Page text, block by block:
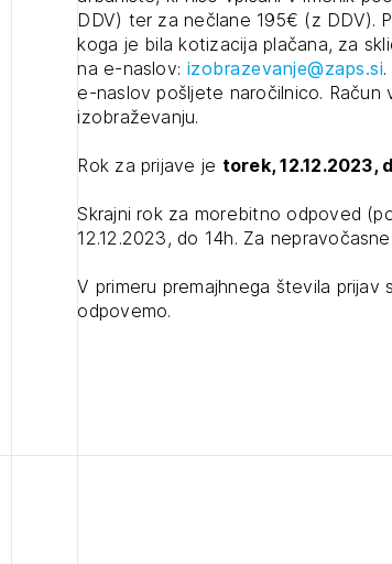
DDV) ter za nečlane 195€ (z DDV).
koga je bila kotizacija plačana, za
na e-naslov: izobrazevanje@zaps.si
e-naslov pošljete naročilnico.
izobraževanju.
Rok za prijave je torek, 12.12.2023,
Skrajni rok za morebitno odpoved
12.12.2023, do 14h. Za
V primeru premajhnega števila
odpovemo.